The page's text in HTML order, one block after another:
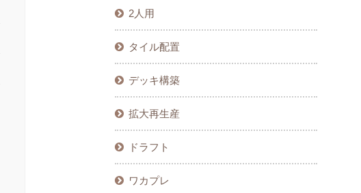
2人用
タイル配置
デッキ構築
拡大再生産
ドラフト
ワカプレ